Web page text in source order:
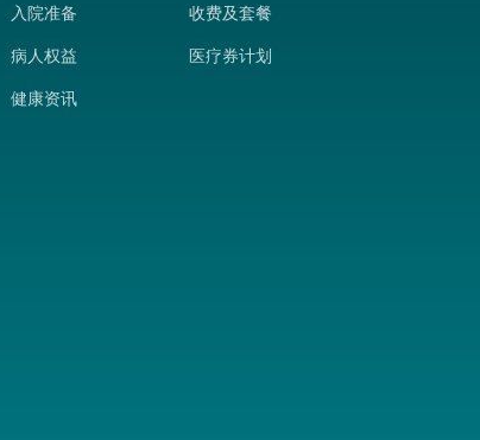
入院准备
病人权益
健康资讯
收费及套餐
医疗券计划